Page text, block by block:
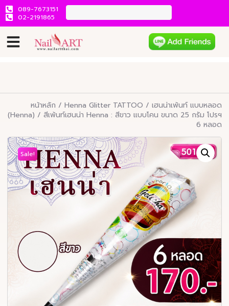
089-7673151
02-2191865
หน้าหลัก / Henna Glitter TATTOO / เฮนน่าเพ้นท์ แบบหลอด
(Henna) / สีเพ้นท์เฮนน่า Henna : สีขาว แบบโคน ขนาด 25 กรัม โปรฯ
6 หลอด
Sale!